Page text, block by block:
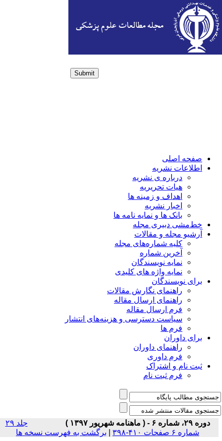
Submit
صفحه اصلی
اطلاعات نشریه
درباره ی نشریه
هیات تحریریه
اهداف و زمینه ها
اخبار نشریه
بانک ها و نمایه نامه ها
خط‌مشی دبیری مجله
آرشیو مجله و مقالات
کلیه شماره‌های مجله
آخرین شماره
نمایه نویسندگان
نمایه واژه های کلیدی
برای نویسندگان
راهنمای نگارش مقالات
راهنمای ارسال مقاله
فرم ارسال مقاله
سیاست دسترسی و هزینه‌های انتشار
فرم ها
برای داوران
راهنمای داوران
فرم داوری
ثبت نام و اشتراک
فرم ثبت نام
دوره ۲۹، شماره ۶ - ( ماهنامه شهریور ۱۳۹۷ )
جلد ۲۹
شماره ۶ صفحات ۴۱۰-۳۹۸
| برگشت به فهرست نسخه ها